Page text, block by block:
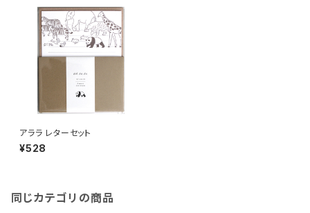
アララ レターセット
¥528
同じカテゴリの商品